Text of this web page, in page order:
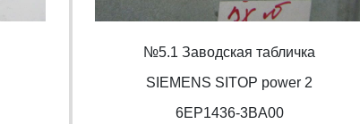
№5.1 Заводская табличка
SIEMENS SITOP power 2
6EP1436-3BA00